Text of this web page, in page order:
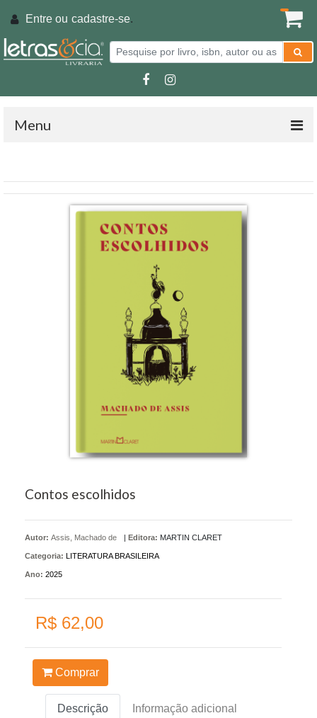
Entre ou cadastre-se.
Menu
Contos escolhidos
Autor: Assis, Machado de | Editora: MARTIN CLARET
Categoria: LITERATURA BRASILEIRA
Ano: 2025
R$ 62,00
Comprar
Descrição Informação adicional